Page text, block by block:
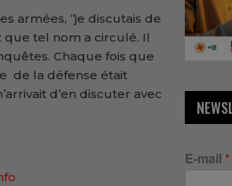
armées, ‘’je discutais de
que tel nom a circulé. Il
Chaque fois que
de la défense était
d’en discuter avec
E-mail *